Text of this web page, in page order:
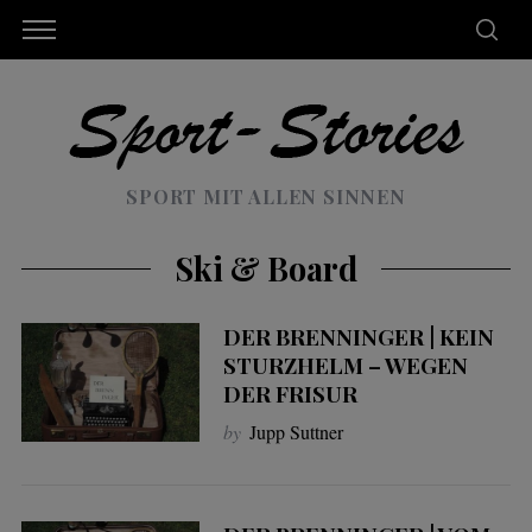
SPORT MIT ALLEN SINNEN
Ski & Board
DER BRENNINGER | KEIN
STURZHELM – WEGEN
DER FRISUR
by Jupp Suttner